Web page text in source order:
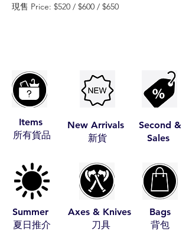
現售 Price: $520 / $600 / $650
Items
​所有貨品
Summer
​夏日推介
New Arrivals
​新貨
Second &
Sales
Axes & Knives
​刀具
Bags
​背包